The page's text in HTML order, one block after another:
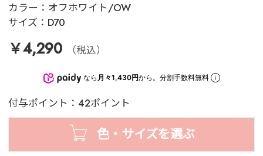
カラー： オフホワイト/OW
サイズ： D70
￥4,290 （税込）
なら 月々1,430円から。分割手数料無料
付与ポイント：42ポイント
色・サイズを選ぶ